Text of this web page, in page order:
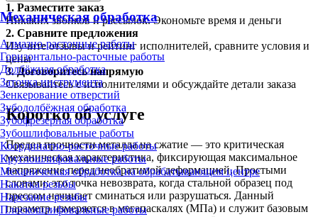
Механическая обработка
Алмазно-расточные работы
Горизонтально-расточные работы
Долбёжная обработка
Заточка инструмента
Зенкерование отверстий
Зубодолбёжная обработка
Зубофрезерная обработка
Зубошлифовальные работы
Координатно-расточные работы
Круглошлифовальные работы
Механическая обработка на обрабатывающем центре
Накатка резьбы
Нарезание резьбы
Плоскошлифовальные работы
1. Разместите заказ
Никаких звонков и рассылок. Экономьте время и деньги
2. Сравните предложения
Изучите отзывы и рейтинг исполнителей, сравните условия и
цены
3.Договоритесь напрямую
Связывайтесь с исполнителями и обсуждайте детали заказа
Коротко об услуге
Предел прочности металла на сжатие — это критическая
механическая характеристика, фиксирующая максимальное
напряжение перед необратимой деформацией. Простыми
словами: это точка невозврата, когда стальной образец под
прессом начинает сминаться или разрушаться. Данный
параметр измеряется в мегапаскалях (МПа) и служит базовым